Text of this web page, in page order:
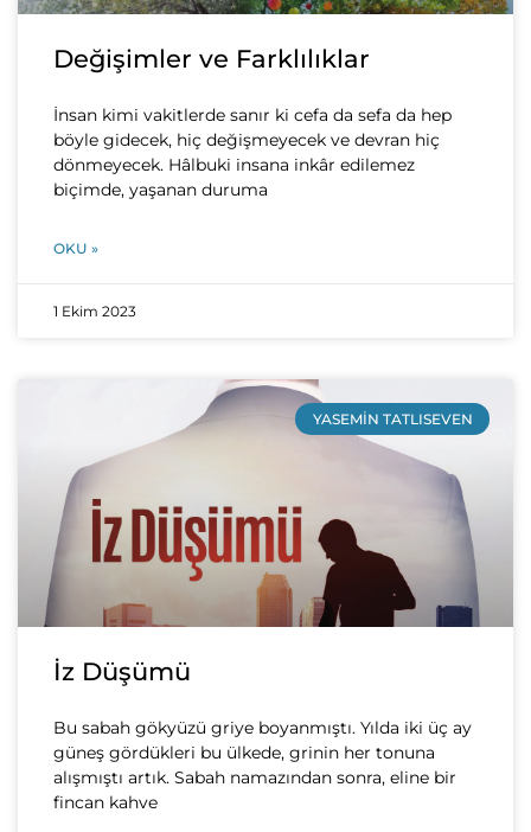
Değişimler ve Farklılıklar
İnsan kimi vakitlerde sanır ki cefa da sefa da hep
böyle gidecek, hiç değişmeyecek ve devran hiç
dönmeyecek. Hâlbuki insana inkâr edilemez
biçimde, yaşanan duruma
OKU »
1 Ekim 2023
YASEMIN TATLISEVEN
İz Düşümü
Bu sabah gökyüzü griye boyanmıştı. Yılda iki üç ay
güneş gördükleri bu ülkede, grinin her tonuna
alışmıştı artık. Sabah namazından sonra, eline bir
fincan kahve